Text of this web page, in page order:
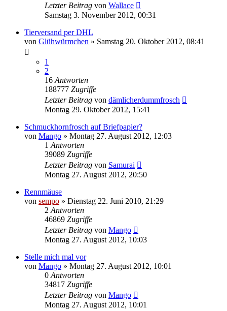
Letzter Beitrag von Wallace
Samstag 3. November 2012, 00:31
Tierversand per DHL
von Glühwürmchen » Samstag 20. Oktober 2012, 08:41
1
2
16 Antworten
188777 Zugriffe
Letzter Beitrag von dämlicherdummfrosch
Montag 29. Oktober 2012, 15:41
Schmuckhornfrosch auf Briefpapier?
von Mango » Montag 27. August 2012, 12:03
1 Antworten
39089 Zugriffe
Letzter Beitrag von Samurai
Montag 27. August 2012, 20:50
Rennmäuse
von sempo » Dienstag 22. Juni 2010, 21:29
2 Antworten
46869 Zugriffe
Letzter Beitrag von Mango
Montag 27. August 2012, 10:03
Stelle mich mal vor
von Mango » Montag 27. August 2012, 10:01
0 Antworten
34817 Zugriffe
Letzter Beitrag von Mango
Montag 27. August 2012, 10:01